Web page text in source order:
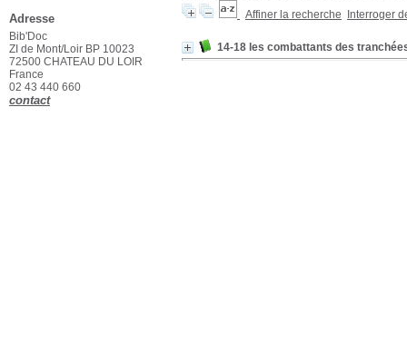
Affiner la recherche Interroger
14-18 les combattants des
Adresse
Bib'Doc
ZI de Mont/Loir BP 10023
72500 CHATEAU DU LOIR
France
02 43 440 660
contact